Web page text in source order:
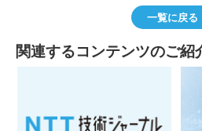
一覧に戻る
関連するコンテンツのご紹